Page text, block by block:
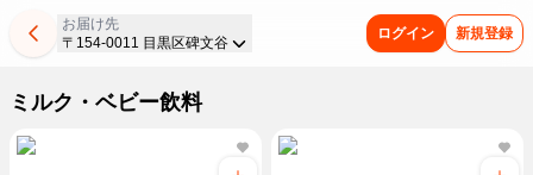
お届け先
〒154-0011 目黒区碑文谷
ログイン 新規登録
ミルク・ベビー飲料